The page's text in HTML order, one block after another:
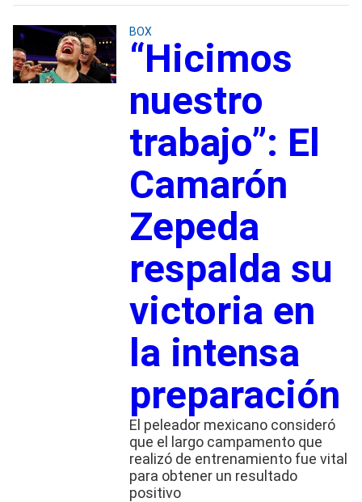
BOX
“Hicimos
nuestro
trabajo”: El
Camarón
Zepeda
respalda su
victoria en
la intensa
preparación
El peleador mexicano consideró
que el largo campamento que
realizó de entrenamiento fue vital
para obtener un resultado
positivo